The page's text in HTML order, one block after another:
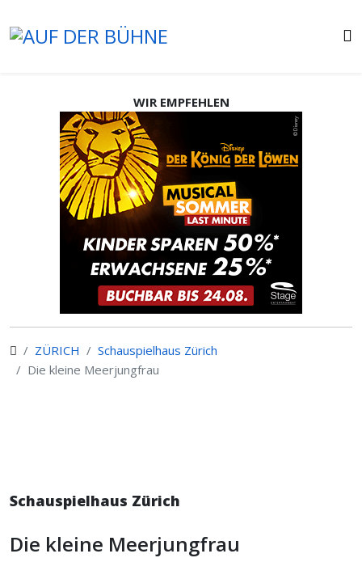
WIR EMPFEHLEN
ZÜRICH
Schauspielhaus Zürich
Die kleine Meerjungfrau
Schauspielhaus Zürich
Die kleine Meerjungfrau